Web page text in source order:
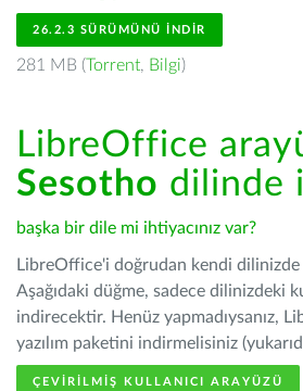
26.2.3 SÜRÜMÜNÜ İNDIR
281 MB (Torrent, Bilgi)
LibreOffice
Sesotho dilinde
başka bir dile mi ihtiyacınız var?
LibreOffice'i doğrudan kendi
Aşağıdaki düğme, sadece dilinizdeki
indirecektir. Henüz yapmadıysanız,
yazılım paketini indirmelisiniz
ÇEVIRILMIŞ KULLANICI ARAYÜZÜ